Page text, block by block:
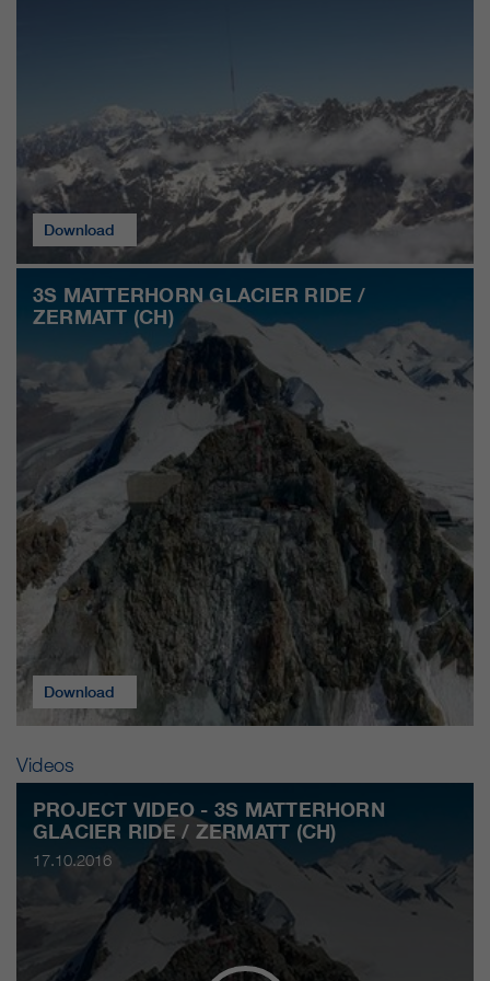
Download
3S MATTERHORN GLACIER RIDE /
ZERMATT (CH)
Download
Videos
PROJECT VIDEO - 3S MATTERHORN
GLACIER RIDE / ZERMATT (CH)
17.10.2016